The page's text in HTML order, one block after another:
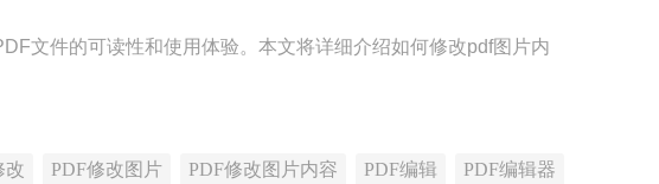
文件的可读性和使用体验。本文将详细介绍如何修改pdf图片内
改 PDF修改图片 PDF修改图片内容 PDF编辑 PDF编辑器